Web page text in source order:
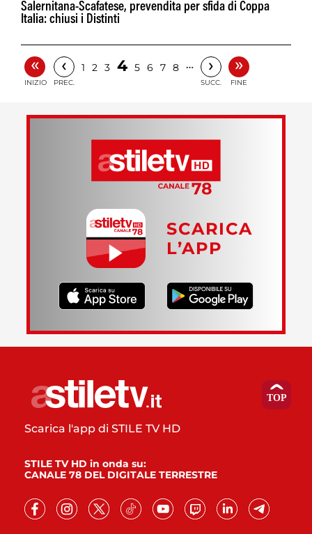
Salernitana-Scafatese, prevendita per sfida di Coppa
Italia: chiusi i Distinti
«
INIZIO
‹
PREC.
1 2 3 4 5 6 7 8 … ›
SUCC.
»
FINE
SCARICA
L’APP
Scarica l'app di STILE TV HD
STILE TV HD in onda su:
CANALE 78 DEL DIGITALE TERRESTRE